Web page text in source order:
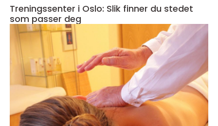
Treningssenter i Oslo: Slik finner du stedet
som passer deg